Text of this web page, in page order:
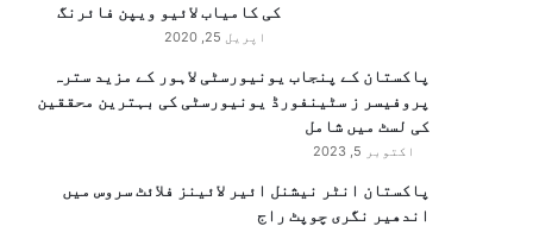
کی کامیاب لائیو ویپن فائرنگ
اپریل 25, 2020
پاکستان کے پنجاب یونیورسٹی لاہور کے مزید سترہ
پروفیسر ز سٹینفورڈ یونیورسٹی کی بہترین محققین
کی لسٹ میں شامل
اکتوبر 5, 2023
پاکستان انٹر نیشنل ائیر لائینز فلائٹ سروس میں
اندھیر نگری چوپٹ راج